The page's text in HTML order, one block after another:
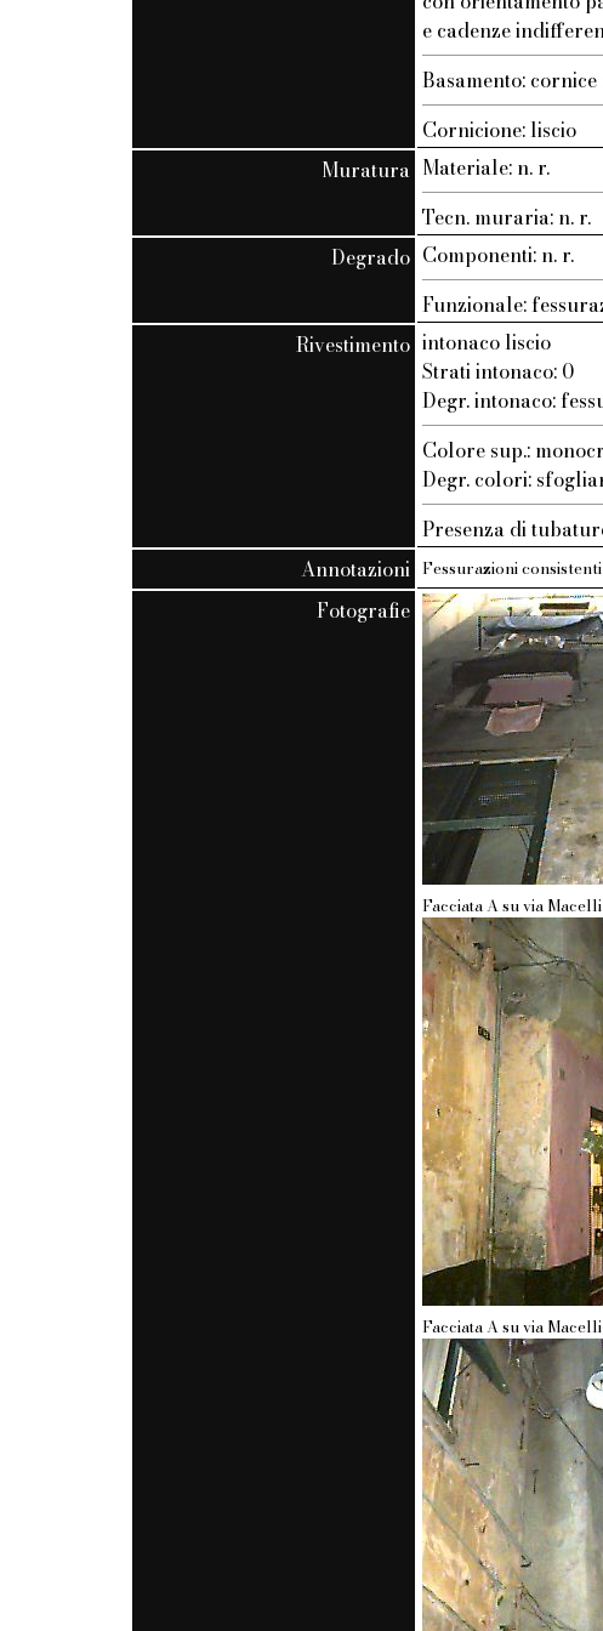
e cadenze
Basamento:
Cornicione: liscio
Muratura Materiale: n. r.
Tecn. muraria: n. r.
Degrado Componenti: n. r.
Funzionale:
Rivestimento intonaco liscio
Strati intonaco: 0
Degr. intonaco:
Colore sup.:
Degr. colori:
Presenza di
Annotazioni Fessurazioni
Fotografie
Facciata A su via
Facciata A su via